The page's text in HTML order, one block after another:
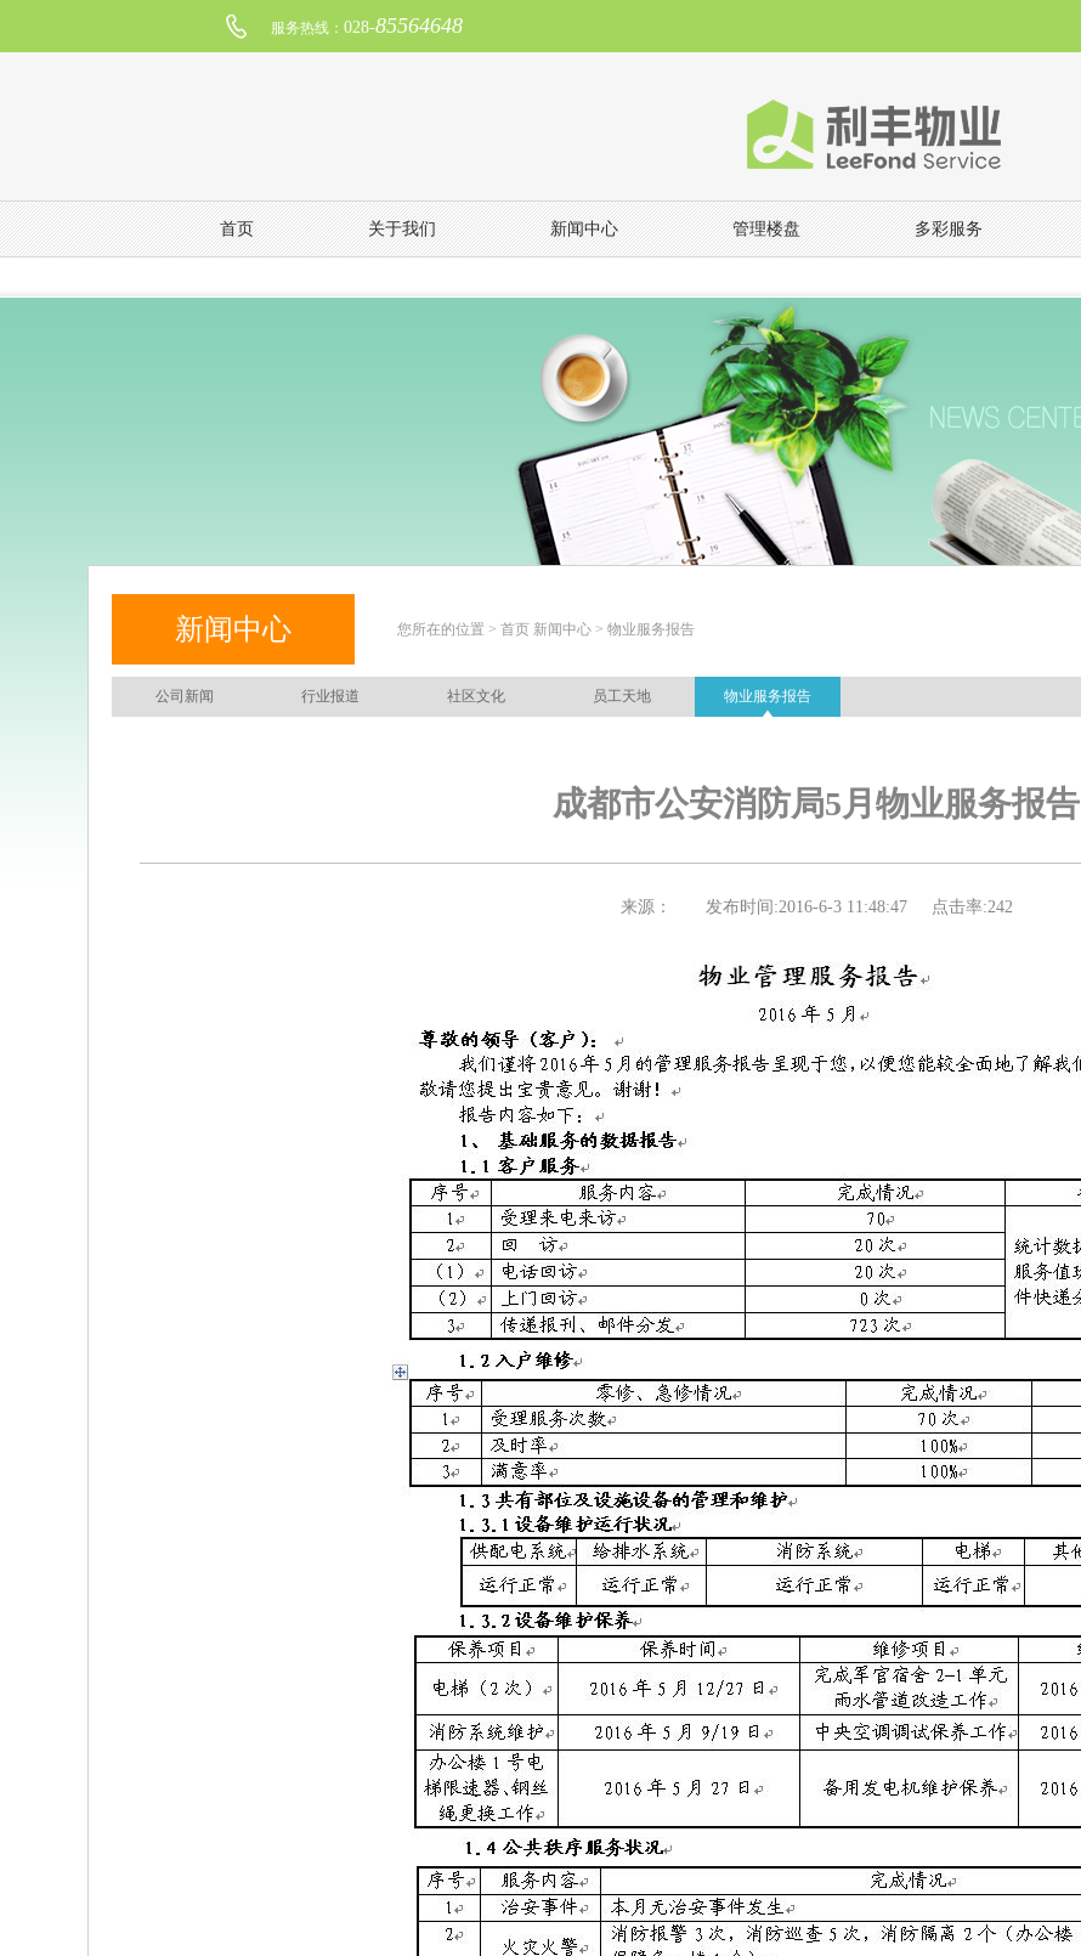
服务热线： 028-85564648
首页 关于我们 新闻中心 管理楼盘 多彩服务
新闻中心 您所在的位置 > 首页 新闻中心 > 物业服务报告
公司新闻 行业报道 社区文化 员工天地 物业服务报告
成都市公安消防局5月物业服务报告
来源： 发布时间:2016-6-3 11:48:47 点击率:242